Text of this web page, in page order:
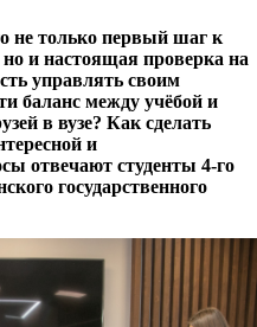
не только первый шаг к
и настоящая проверка на
управлять своим
баланс между учёбой и
в вузе? Как сделать
и
отвечают студенты 4-го
государственного